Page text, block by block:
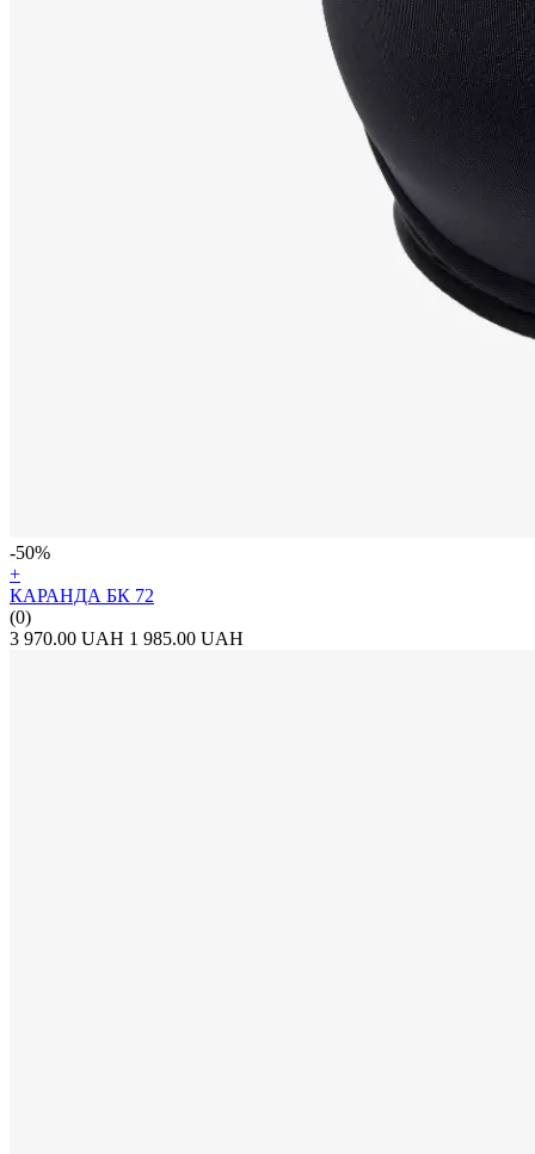
-50%
+
КАРАНДА БК 72
(0)
3 970.00 UAH 1 985.00 UAH